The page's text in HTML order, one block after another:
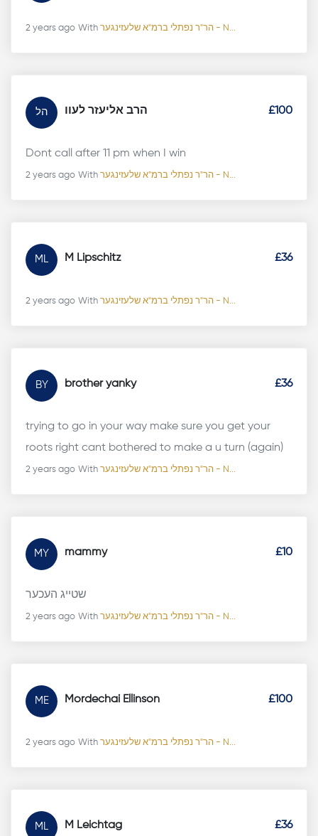
2 years ago With הר"ר נפתלי ברמ"א שלעזינגער - N...
הל הרב אליעזר לעוו £100
Dont call after 11 pm when I win
2 years ago With הר"ר נפתלי ברמ"א שלעזינגער - N...
ML M Lipschitz £36
2 years ago With הר"ר נפתלי ברמ"א שלעזינגער - N...
BY brother yanky £36
trying to go in your way make sure you get your
roots right cant bothered to make a u turn (again)
2 years ago With הר"ר נפתלי ברמ"א שלעזינגער - N...
MY mammy £10
שטייג העכער
2 years ago With הר"ר נפתלי ברמ"א שלעזינגער - N...
ME Mordechai Ellinson £100
2 years ago With הר"ר נפתלי ברמ"א שלעזינגער - N...
ML M Leichtag £36